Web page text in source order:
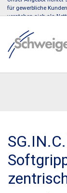
für gewerbliche
verstehen sich als